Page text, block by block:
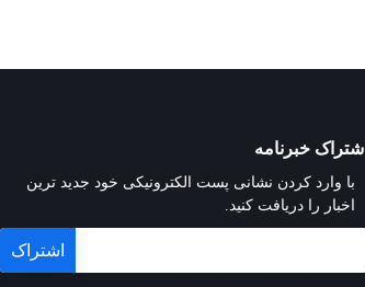
اشتراک خبرنامه
با وارد کردن نشانی پست الکترونیکی خود جدید ترین
اخبار را دریافت کنید.